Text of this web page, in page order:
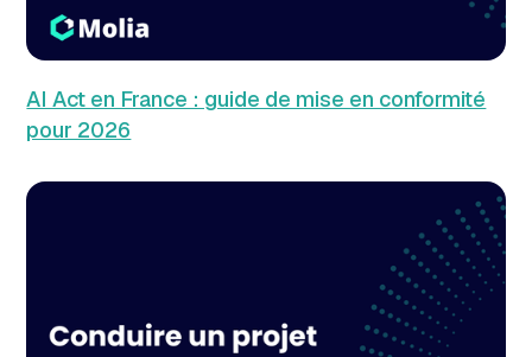
AI Act en France : guide de mise en conformité
pour 2026